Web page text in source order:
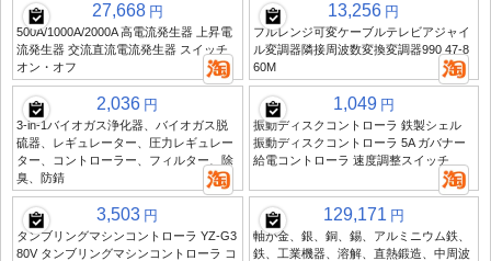
27,668 円
500A/1000A/2000A 高電流発生器 上昇電
流発生器 交流直流電流発生器 スイッチ
オン・オフ
13,256 円
フルレンジ可変ケーブルテレビアジャイ
ル変調器隣接周波数変換変調器990 47-8
60M
2,036 円
3-in-1バイオガス浄化器、バイオガス脱
硫器、レギュレーター、圧力レギュレー
ター、コントローラー、フィルター、除
臭、防錆
1,049 円
振動ディスクコントローラ 鉄製シェル
振動ディスクコントローラ 5A ガバナー
給電コントローラ 速度調整スイッチ
3,503 円
タンブリングマシンコントローラ YZ-G3
80V タンブリングマシンコントローラ コ
129,171 円
軸が金、銀、銅、錫、アルミニウム鉄、
鉄、工業機器、溶解、直熱鍛造、中周波